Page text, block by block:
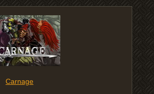
Carnage